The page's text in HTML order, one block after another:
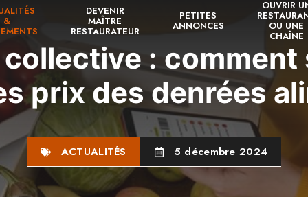
&
DEVENIR
MAÎTRE
RESTAURATEUR
PETITES
ANNONCES
OUVRIR
OU UNE
CHAÎNE
: comment
prix des denrées
ACTUALITÉS 5 décembre 2024